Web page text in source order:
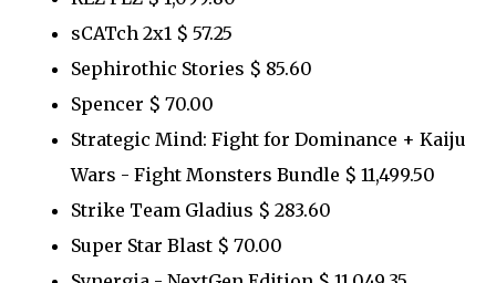
sCATch 2x1 $ 57.25
Sephirothic Stories $ 85.60
Spencer $ 70.00
Strategic Mind: Fight for Dominance + Kaiju
Wars - Fight Monsters Bundle $ 11,499.50
Strike Team Gladius $ 283.60
Super Star Blast $ 70.00